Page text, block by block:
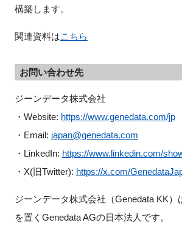
構築します。
関連資料はこちら
お問い合わせ先
ジーンデータ株式会社
・Website: https://www.genedata.com/jp
・Email: japan@genedata.com
・LinkedIn: https://www.linkedin.com/
・X(旧Twitter): https://x.com/
ジーンデータ株式会社（Genedata KK）
を置くGenedata AGの日本法人です。